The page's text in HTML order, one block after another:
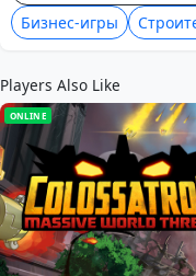
Бизнес-игры
Players Also Like
ONLINE